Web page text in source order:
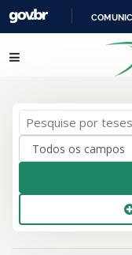
Pinheiro de
Pular para o conteúdo